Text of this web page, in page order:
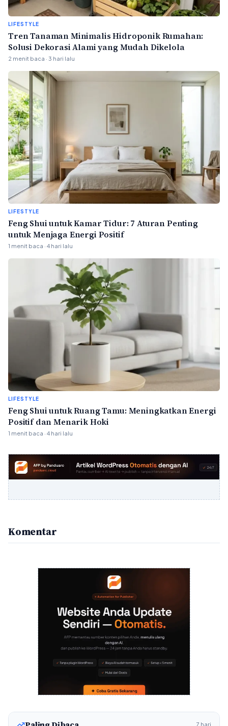
LIFESTYLE
Tren Tanaman Minimalis Hidroponik Rumahan:
Solusi Dekorasi Alami yang Mudah Dikelola
2 menit baca · 3 hari lalu
LIFESTYLE
Feng Shui untuk Kamar Tidur: 7 Aturan Penting
untuk Menjaga Energi Positif
1 menit baca · 4 hari lalu
LIFESTYLE
Feng Shui untuk Ruang Tamu: Meningkatkan Energi
Positif dan Menarik Hoki
1 menit baca · 4 hari lalu
Komentar
7 hari